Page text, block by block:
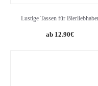
Lustige Tassen für
Original
12.90€Current